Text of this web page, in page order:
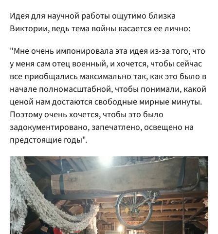
Идея для научной работы ощутимо близка
Виктории, ведь тема войны касается ее лично:
"Мне очень импонировала эта идея из-за того, что
у меня сам отец военный, и хочется, чтобы сейчас
все приобщались максимально так, как это было в
начале полномасштабной, чтобы понимали, какой
ценой нам достаются свободные мирные минуты.
Поэтому очень хочется, чтобы это было
задокументировано, запечатлено, освещено на
предстоящие годы".